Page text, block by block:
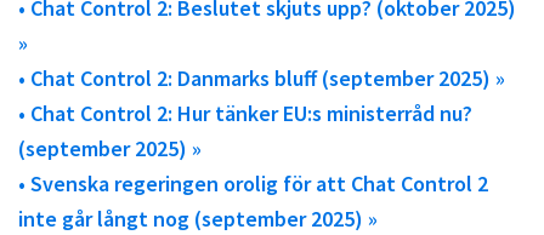
• Chat Control 2: Beslutet skjuts upp? (oktober 2025)
»
• Chat Control 2: Danmarks bluff (september 2025) »
• Chat Control 2: Hur tänker EU:s ministerråd nu?
(september 2025) »
• Svenska regeringen orolig för att Chat Control 2
inte går långt nog (september 2025) »